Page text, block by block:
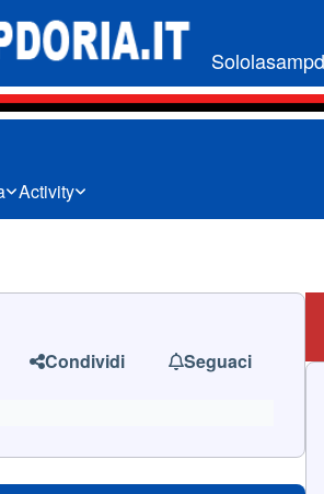
Activity
Condividi Seguaci